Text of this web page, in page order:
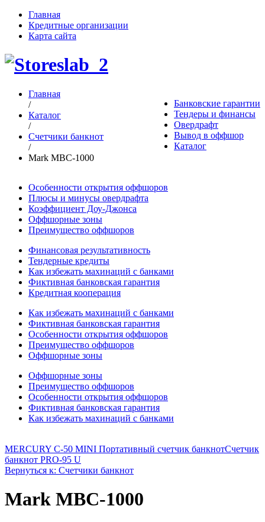
Главная
Кредитные организации
Карта сайта
Банковские гарантии
Тендеры и финансы
Овердрафт
Вывод в оффшор
Каталог
Главная
/
Каталог
/
Счетчики банкнот
/
Mark MBC-1000
Особенности открытия оффшоров
Плюсы и минусы овердрафта
Коэффициент Доу-Джонса
Оффшорные зоны
Преимущество оффшоров
Финансовая результативность
Тендерные кредиты
Как избежать махинаций с банками
Фиктивная банковская гарантия
Кредитная кооперация
Как избежать махинаций с банками
Фиктивная банковская гарантия
Особенности открытия оффшоров
Преимущество оффшоров
Оффшорные зоны
Оффшорные зоны
Преимущество оффшоров
Особенности открытия оффшоров
Фиктивная банковская гарантия
Как избежать махинаций с банками
MERCURY C-50 MINI Портативный счетчик банкнотСчетчик
банкнот PRO-95 U
Вернуться к: Счетчики банкнот
Mark MBC-1000